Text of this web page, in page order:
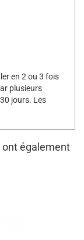
en 2 ou 3 fois
plusieurs
jours. Les
ont également